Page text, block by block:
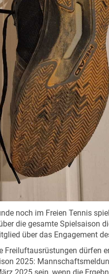
noch im Freien Tennis
die gesamte
über das Engagement
dürfen
2025: